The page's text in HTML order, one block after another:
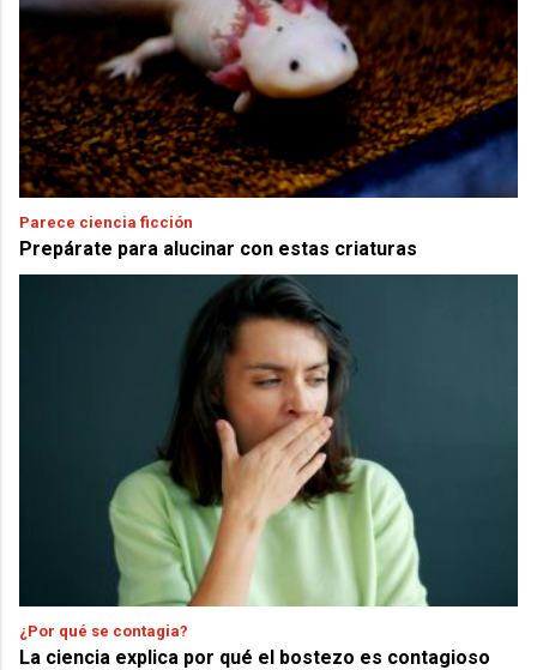
Parece ciencia ficción
Prepárate para alucinar con estas criaturas
¿Por qué se contagia?
La ciencia explica por qué el bostezo es contagioso